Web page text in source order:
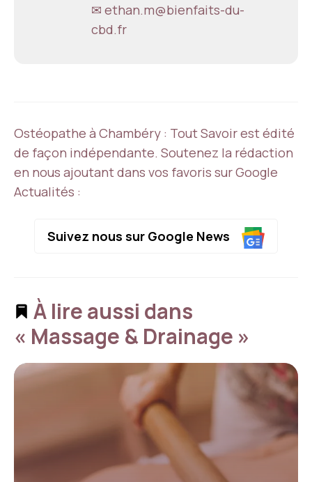
✉ ethan.m@bienfaits-du-
cbd.fr
Ostéopathe à Chambéry : Tout Savoir est édité
de façon indépendante. Soutenez la rédaction
en nous ajoutant dans vos favoris sur Google
Actualités :
Suivez nous sur Google News
À lire aussi dans
« Massage & Drainage »